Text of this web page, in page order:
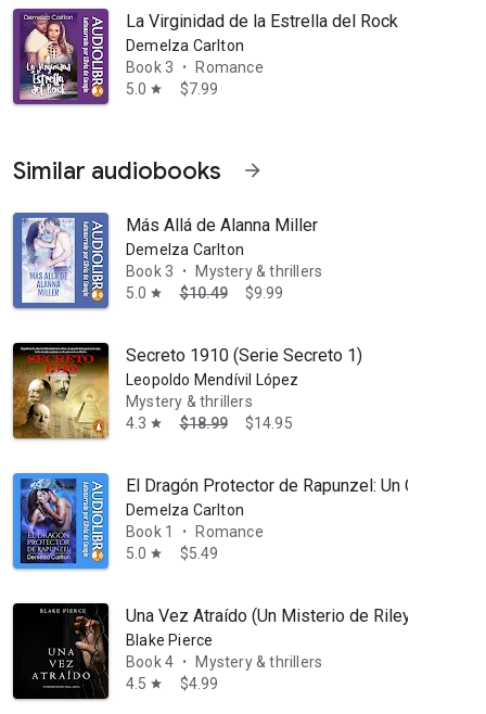
La Virginidad de la Estrella del Rock
Demelza Carlton
Book 3
•
Romance
5.0 star $7.99
Similar audiobooks arrow_forward
Más Allá de Alanna Miller
Demelza Carlton
Book 3
•
Mystery & thrillers
5.0 star $10.49 $9.99
Secreto 1910 (Serie Secreto 1)
Leopoldo Mendívil López
Mystery & thrillers
4.3 star $18.99 $14.95
El Dragón Protector de Rapunzel: Un Cuento
Demelza Carlton
Book 1
•
Romance
5.0 star $5.49
Una Vez Atraído (Un Misterio de Riley
Blake Pierce
Book 4
•
Mystery & thrillers
4.5 star $4.99